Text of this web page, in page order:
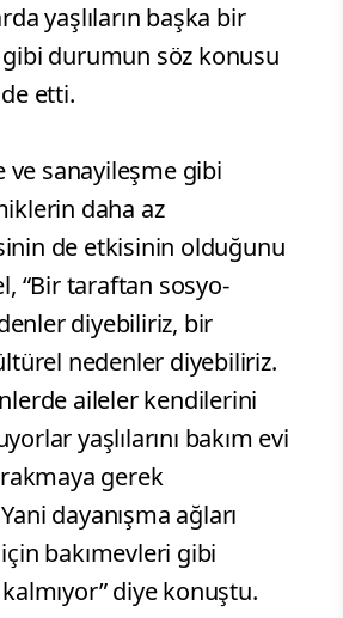
yaşlıların başka bir
durumun söz konusu
etti.
ve sanayileşme gibi
daha az
de etkisinin olduğunu
“Bir taraftan sosyo-
diyebiliriz, bir
nedenler diyebiliriz.
aileler kendilerini
yaşlılarını bakım evi
gerek
dayanışma ağları
bakımevleri gibi
diye konuştu.